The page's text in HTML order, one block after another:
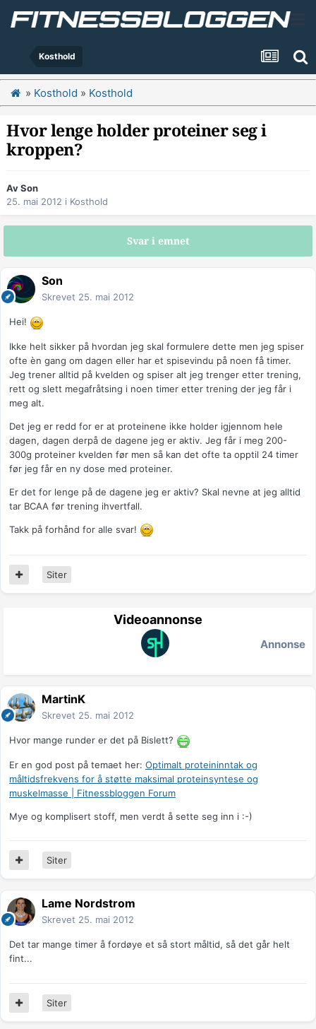
Kosthold
» Kosthold » Kosthold
Hvor lenge holder proteiner seg i
kroppen?
AvSon
25. mai 2012 i Kosthold
Svar i emnet
Son
Skrevet 25. mai 2012
Hei!
Ikke helt sikker på hvordan jeg skal formulere dette men jeg spiser
ofte èn gang om dagen eller har et spisevindu på noen få timer.
Jeg trener alltid på kvelden og spiser alt jeg trenger etter trening,
rett og slett megafråtsing i noen timer etter trening der jeg får i
meg alt.
Det jeg er redd for er at proteinene ikke holder igjennom hele
dagen, dagen derpå de dagene jeg er aktiv. Jeg får i meg 200-
300g proteiner kvelden før men så kan det ofte ta opptil 24 timer
før jeg får en ny dose med proteiner.
Er det for lenge på de dagene jeg er aktiv? Skal nevne at jeg alltid
tar BCAA før trening ihvertfall.
Takk på forhånd for alle svar!
Siter
Videoannonse
Annonse
MartinK
Skrevet 25. mai 2012
Hvor mange runder er det på Bislett?
Er en god post på temaet her: Optimalt proteininntak og
måltidsfrekvens for å støtte maksimal proteinsyntese og
muskelmasse | Fitnessbloggen Forum
Mye og komplisert stoff, men verdt å sette seg inn i :-)
Siter
Lame Nordstrom
Skrevet 25. mai 2012
Det tar mange timer å fordøye et så stort måltid, så det går helt
fint...
Siter